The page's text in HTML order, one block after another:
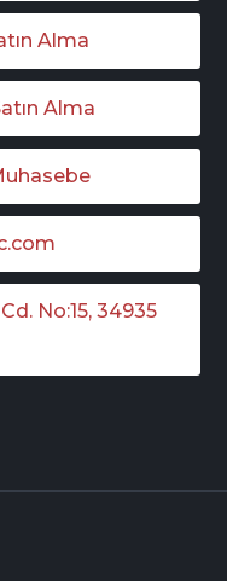
Alma
Alma
No:15, 34935